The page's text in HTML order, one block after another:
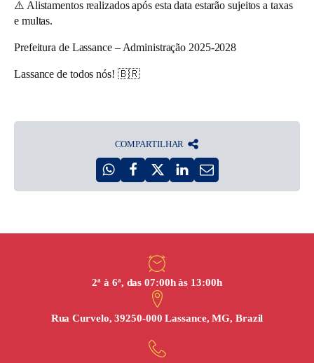
⚠️ Alistamentos realizados após esta data estarão sujeitos a taxas
e multas.
Prefeitura de Lassance – Administração 2025-2028
Lassance de todos nós! 🇧🇷
COMPARTILHAR
2ª à 6ª, das 07:00h às 13:00h
Rua Curvelo, 39250-000 Lassance, MG, Brazil